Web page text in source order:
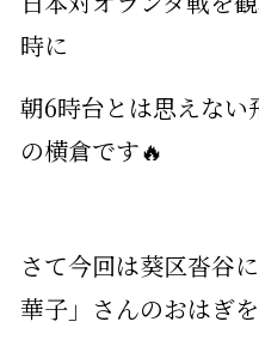
時に
朝6時台とは思えな
の横倉です🔥
さて今回は葵区沓谷
華子」さんのおはぎ